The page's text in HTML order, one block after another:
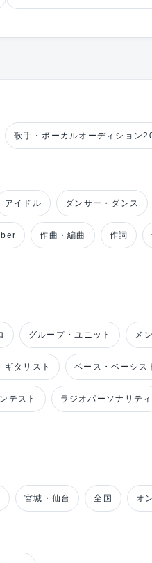
歌手・ボーカルオーディション
アイドル ダンサー・ダンス
作曲・編曲 作詞
グループ・ユニット メ
ギタリスト ベース・ベーシス
テスト ラジオパーソナリティ
宮城・仙台 全国 オ